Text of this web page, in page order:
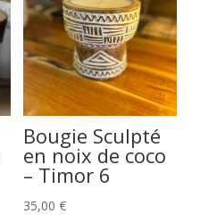
Bougie Sculpté
en noix de coco
– Timor 6
35,00€